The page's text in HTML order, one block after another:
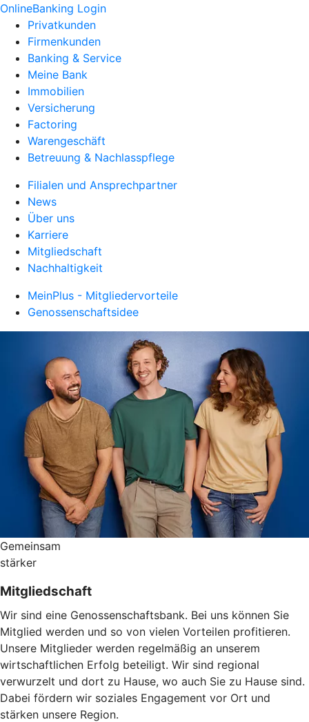
OnlineBanking Login
Privatkunden
Firmenkunden
Banking & Service
Meine Bank
Immobilien
Versicherung
Factoring
Warengeschäft
Betreuung & Nachlasspflege
Filialen und Ansprechpartner
News
Über uns
Karriere
Mitgliedschaft
Nachhaltigkeit
MeinPlus - Mitgliedervorteile
Genossenschaftsidee
Gemeinsam
stärker
Mitgliedschaft
Wir sind eine Genossenschaftsbank. Bei uns können Sie
Mitglied werden und so von vielen Vorteilen profitieren.
Unsere Mitglieder werden regelmäßig an unserem
wirtschaftlichen Erfolg beteiligt. Wir sind regional
verwurzelt und dort zu Hause, wo auch Sie zu Hause sind.
Dabei fördern wir soziales Engagement vor Ort und
stärken unsere Region.